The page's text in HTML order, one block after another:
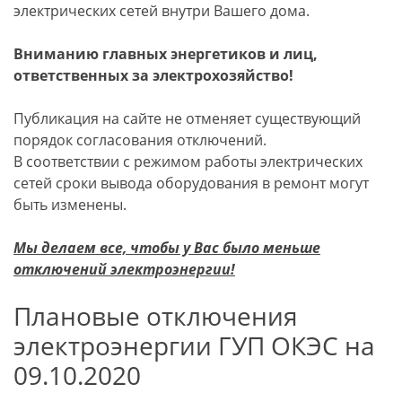
электрических сетей внутри Вашего дома.
Вниманию главных энергетиков и лиц,
ответственных за электрохозяйство!
Публикация на сайте не отменяет существующий
порядок согласования отключений.
В соответствии с режимом работы электрических
сетей сроки вывода оборудования в ремонт могут
быть изменены.
Мы делаем все, чтобы у Вас было меньше
отключений электроэнергии!
Плановые отключения
электроэнергии ГУП ОКЭС на
09.10.2020